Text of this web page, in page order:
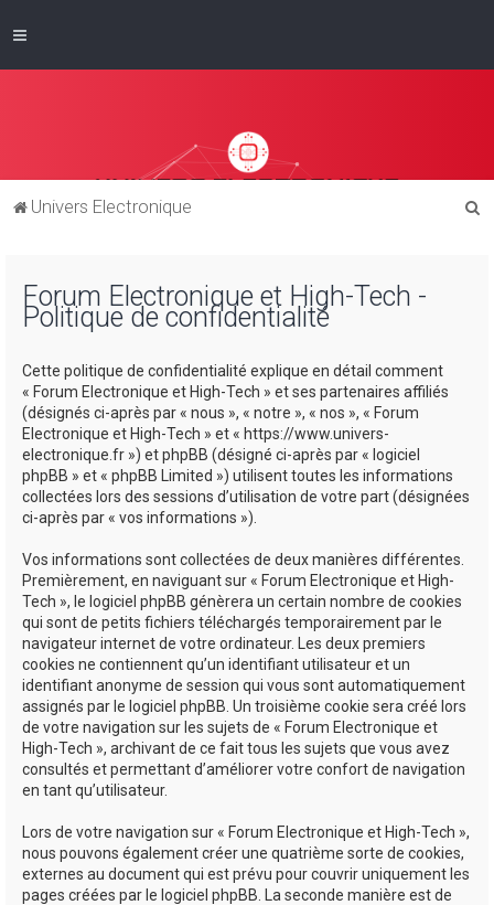
Univers Electronique
Forum Electronique et High-Tech -
Politique de confidentialité
Cette politique de confidentialité explique en détail comment
« Forum Electronique et High-Tech » et ses partenaires affiliés
(désignés ci-après par « nous », « notre », « nos », « Forum
Electronique et High-Tech » et « https://www.univers-
electronique.fr ») et phpBB (désigné ci-après par « logiciel
phpBB » et « phpBB Limited ») utilisent toutes les informations
collectées lors des sessions d’utilisation de votre part (désignées
ci-après par « vos informations »).
Vos informations sont collectées de deux manières différentes.
Premièrement, en naviguant sur « Forum Electronique et High-
Tech », le logiciel phpBB génèrera un certain nombre de cookies
qui sont de petits fichiers téléchargés temporairement par le
navigateur internet de votre ordinateur. Les deux premiers
cookies ne contiennent qu’un identifiant utilisateur et un
identifiant anonyme de session qui vous sont automatiquement
assignés par le logiciel phpBB. Un troisième cookie sera créé lors
de votre navigation sur les sujets de « Forum Electronique et
High-Tech », archivant de ce fait tous les sujets que vous avez
consultés et permettant d’améliorer votre confort de navigation
en tant qu’utilisateur.
Lors de votre navigation sur « Forum Electronique et High-Tech »,
nous pouvons également créer une quatrième sorte de cookies,
externes au document qui est prévu pour couvrir uniquement les
pages créées par le logiciel phpBB. La seconde manière est de